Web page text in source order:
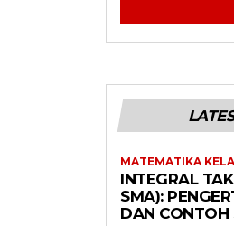
MATEMATIKA
INTEGRAL
SMA):
DAN CONTOH